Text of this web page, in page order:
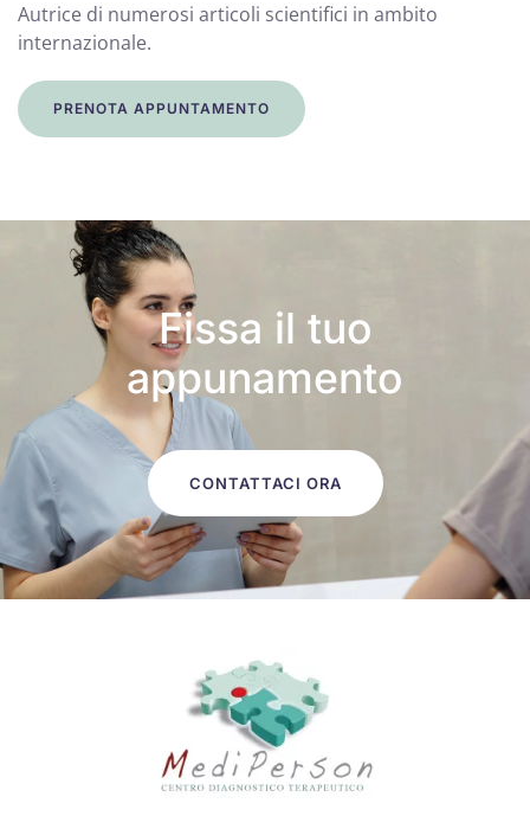
Autrice di numerosi articoli scientifici in ambito
internazionale.
PRENOTA APPUNTAMENTO
Fissa il tuo
appunamento
CONTATTACI ORA